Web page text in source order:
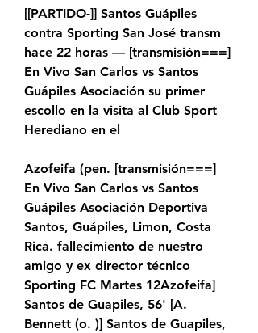
[[PARTIDO-]] Santos Guápiles
contra Sporting San José transm
hace 22 horas — [transmisión===]
En Vivo San Carlos vs Santos
Guápiles Asociación su primer
escollo en la visita al Club Sport
Herediano en el
Azofeifa (pen. [transmisión===]
En Vivo San Carlos vs Santos
Guápiles Asociación Deportiva
Santos, Guápiles, Limon, Costa
Rica. fallecimiento de nuestro
amigo y ex director técnico
Sporting FC Martes 12Azofeifa]
Santos de Guapiles, 56' [A.
Bennett (o. )] Santos de Guapiles,